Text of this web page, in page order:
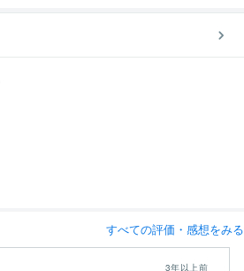
すべての評価・感想をみる
3年以上前